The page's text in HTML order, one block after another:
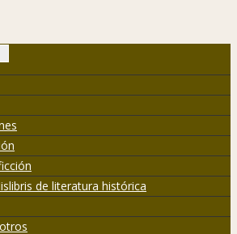
de literatura histórica